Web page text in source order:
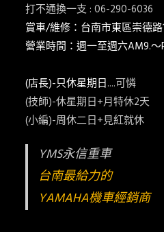
打不通換一支 : 06-290-6036
賞車/維修：台南市東區崇德路
營業時間：週一至週六AM9.～
(店長)-只休星期日....可憐
(技師)-休星期日+月特休2天
(小編)-周休二日+見紅就休
YMS永信重車
台南最給力的
YAMAHA機車經銷商